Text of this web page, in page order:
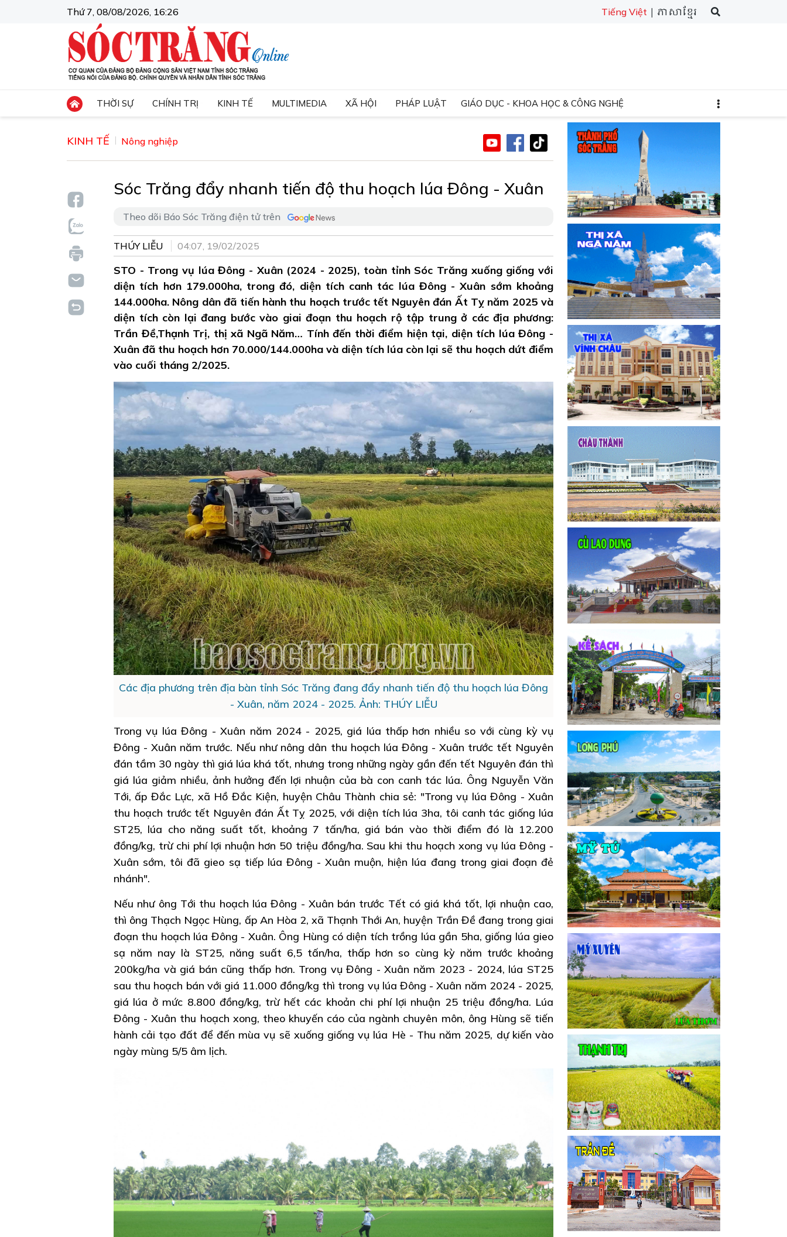
Thứ 7, 08/08/2026, 16:26 Tiếng Việt | ភាសាខ្មែរ
THỜI SỰ CHÍNH TRỊ KINH TẾ MULTIMEDIA XÃ HỘI PHÁP LUẬT GIÁO DỤC - KHOA HỌC & CÔNG NGHỆ
KINH TẾ Nông nghiệp
Sóc Trăng đẩy nhanh tiến độ thu hoạch lúa Đông - Xuân
Theo dõi Báo Sóc Trăng điện tử trên
THÚY LIỄU 04:07, 19/02/2025
STO - Trong vụ lúa Đông - Xuân (2024 - 2025), toàn tỉnh Sóc Trăng xuống giống với
diện tích hơn 179.000ha, trong đó, diện tích canh tác lúa Đông - Xuân sớm khoảng
144.000ha. Nông dân đã tiến hành thu hoạch trước tết Nguyên đán Ất Tỵ năm 2025 và
diện tích còn lại đang bước vào giai đoạn thu hoạch rộ tập trung ở các địa phương:
Trần Đề,Thạnh Trị, thị xã Ngã Năm… Tính đến thời điểm hiện tại, diện tích lúa Đông -
Xuân đã thu hoạch hơn 70.000/144.000ha và diện tích lúa còn lại sẽ thu hoạch dứt điểm
vào cuối tháng 2/2025.
Các địa phương trên địa bàn tỉnh Sóc Trăng đang đẩy nhanh tiến độ thu hoạch lúa Đông
- Xuân, năm 2024 - 2025. Ảnh: THÚY LIỄU
Trong vụ lúa Đông - Xuân năm 2024 - 2025, giá lúa thấp hơn nhiều so với cùng kỳ vụ
Đông - Xuân năm trước. Nếu như nông dân thu hoạch lúa Đông - Xuân trước tết Nguyên
đán tầm 30 ngày thì giá lúa khá tốt, nhưng trong những ngày gần đến tết Nguyên đán thì
giá lúa giảm nhiều, ảnh hưởng đến lợi nhuận của bà con canh tác lúa. Ông Nguyễn Văn
Tới, ấp Đắc Lực, xã Hồ Đắc Kiện, huyện Châu Thành chia sẻ: "Trong vụ lúa Đông - Xuân
thu hoạch trước tết Nguyên đán Ất Tỵ 2025, với diện tích lúa 3ha, tôi canh tác giống lúa
ST25, lúa cho năng suất tốt, khoảng 7 tấn/ha, giá bán vào thời điểm đó là 12.200
đồng/kg, trừ chi phí lợi nhuận hơn 50 triệu đồng/ha. Sau khi thu hoạch xong vụ lúa Đông -
Xuân sớm, tôi đã gieo sạ tiếp lúa Đông - Xuân muộn, hiện lúa đang trong giai đoạn đẻ
nhánh".
Nếu như ông Tới thu hoạch lúa Đông - Xuân bán trước Tết có giá khá tốt, lợi nhuận cao,
thì ông Thạch Ngọc Hùng, ấp An Hòa 2, xã Thạnh Thới An, huyện Trần Đề đang trong giai
đoạn thu hoạch lúa Đông - Xuân. Ông Hùng có diện tích trồng lúa gần 5ha, giống lúa gieo
sạ năm nay là ST25, năng suất 6,5 tấn/ha, thấp hơn so cùng kỳ năm trước khoảng
200kg/ha và giá bán cũng thấp hơn. Trong vụ Đông - Xuân năm 2023 - 2024, lúa ST25
sau thu hoạch bán với giá 11.000 đồng/kg thì trong vụ lúa Đông - Xuân năm 2024 - 2025,
giá lúa ở mức 8.800 đồng/kg, trừ hết các khoản chi phí lợi nhuận 25 triệu đồng/ha. Lúa
Đông - Xuân thu hoạch xong, theo khuyến cáo của ngành chuyên môn, ông Hùng sẽ tiến
hành cải tạo đất để đến mùa vụ sẽ xuống giống vụ lúa Hè - Thu năm 2025, dự kiến vào
ngày mùng 5/5 âm lịch.